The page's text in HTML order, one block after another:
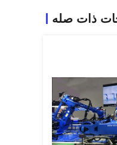
ذات صله